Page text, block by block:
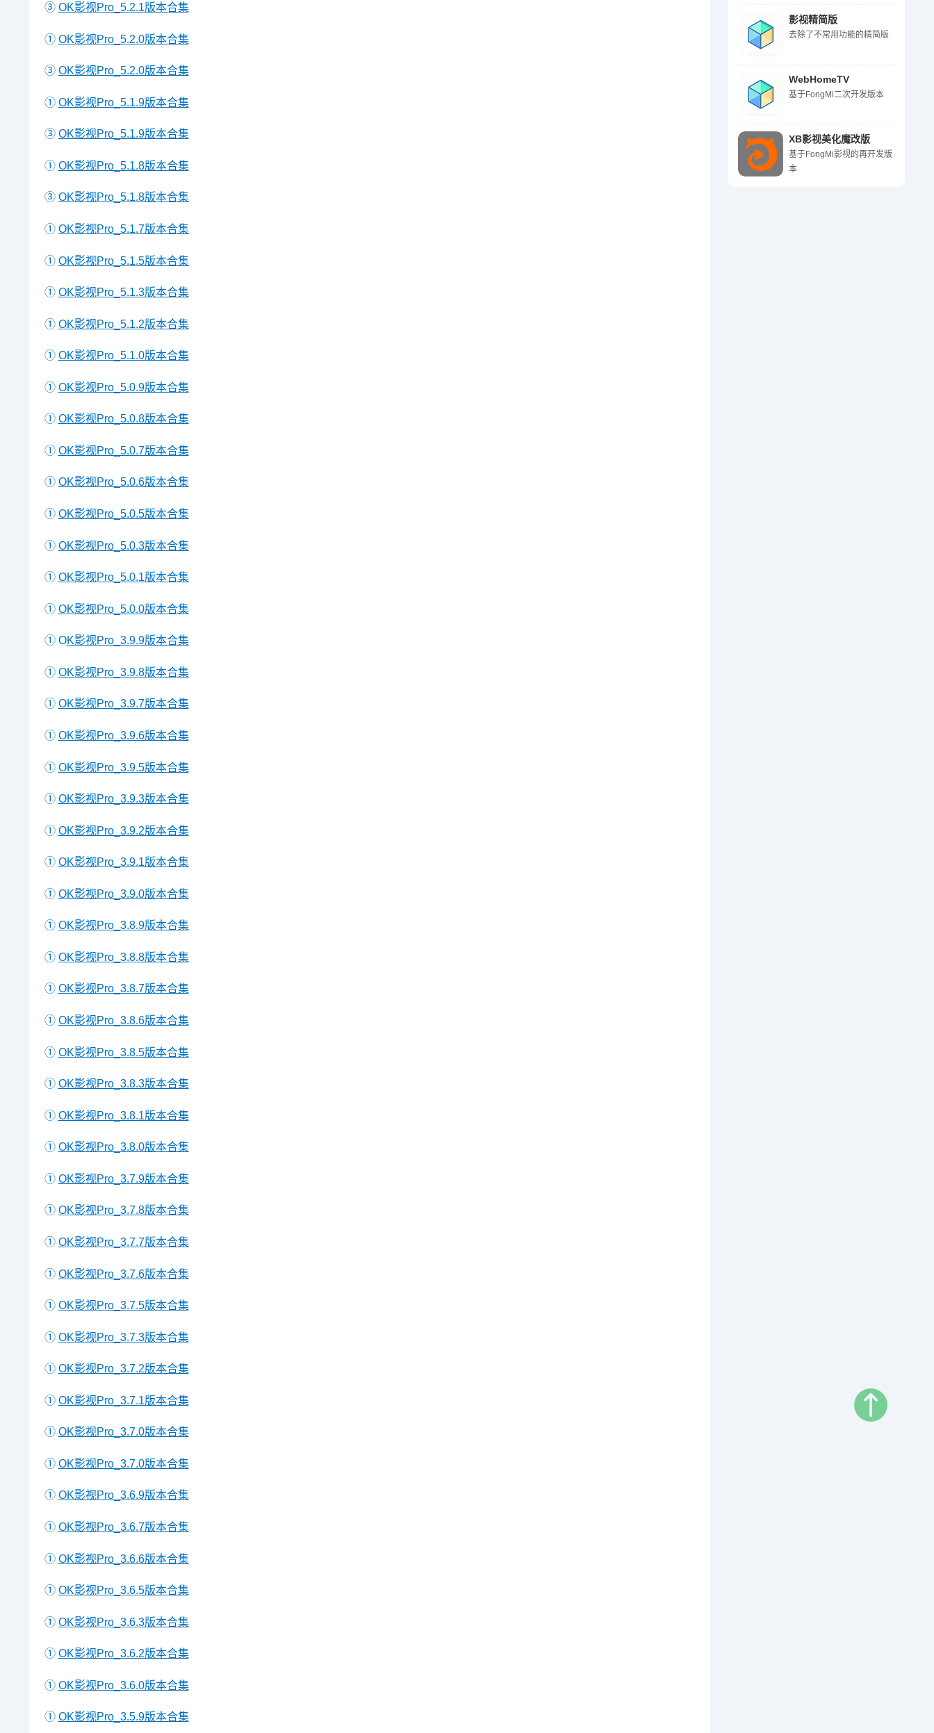
影视精简版
去除了不常用功能的精简版
WebHomeTV
基于FongMi二次开发版本
XB影视美化魔改版
基于FongMi影视的再开发版
本
③ OK影视Pro_5.2.1版本合集
① OK影视Pro_5.2.0版本合集
③ OK影视Pro_5.2.0版本合集
① OK影视Pro_5.1.9版本合集
③ OK影视Pro_5.1.9版本合集
① OK影视Pro_5.1.8版本合集
③ OK影视Pro_5.1.8版本合集
① OK影视Pro_5.1.7版本合集
① OK影视Pro_5.1.5版本合集
① OK影视Pro_5.1.3版本合集
① OK影视Pro_5.1.2版本合集
① OK影视Pro_5.1.0版本合集
① OK影视Pro_5.0.9版本合集
① OK影视Pro_5.0.8版本合集
① OK影视Pro_5.0.7版本合集
① OK影视Pro_5.0.6版本合集
① OK影视Pro_5.0.5版本合集
① OK影视Pro_5.0.3版本合集
① OK影视Pro_5.0.1版本合集
① OK影视Pro_5.0.0版本合集
① OK影视Pro_3.9.9版本合集
① OK影视Pro_3.9.8版本合集
① OK影视Pro_3.9.7版本合集
① OK影视Pro_3.9.6版本合集
① OK影视Pro_3.9.5版本合集
① OK影视Pro_3.9.3版本合集
① OK影视Pro_3.9.2版本合集
① OK影视Pro_3.9.1版本合集
① OK影视Pro_3.9.0版本合集
① OK影视Pro_3.8.9版本合集
① OK影视Pro_3.8.8版本合集
① OK影视Pro_3.8.7版本合集
① OK影视Pro_3.8.6版本合集
① OK影视Pro_3.8.5版本合集
① OK影视Pro_3.8.3版本合集
① OK影视Pro_3.8.1版本合集
① OK影视Pro_3.8.0版本合集
① OK影视Pro_3.7.9版本合集
① OK影视Pro_3.7.8版本合集
① OK影视Pro_3.7.7版本合集
① OK影视Pro_3.7.6版本合集
① OK影视Pro_3.7.5版本合集
① OK影视Pro_3.7.3版本合集
① OK影视Pro_3.7.2版本合集
① OK影视Pro_3.7.1版本合集
① OK影视Pro_3.7.0版本合集
① OK影视Pro_3.7.0版本合集
① OK影视Pro_3.6.9版本合集
① OK影视Pro_3.6.7版本合集
① OK影视Pro_3.6.6版本合集
① OK影视Pro_3.6.5版本合集
① OK影视Pro_3.6.3版本合集
① OK影视Pro_3.6.2版本合集
① OK影视Pro_3.6.0版本合集
① OK影视Pro_3.5.9版本合集